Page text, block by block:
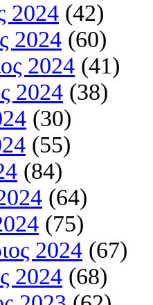
2024 (42)
2024 (60)
2024 (41)
2024 (38)
(30)
(55)
(84)
(64)
(75)
2024 (67)
2024 (68)